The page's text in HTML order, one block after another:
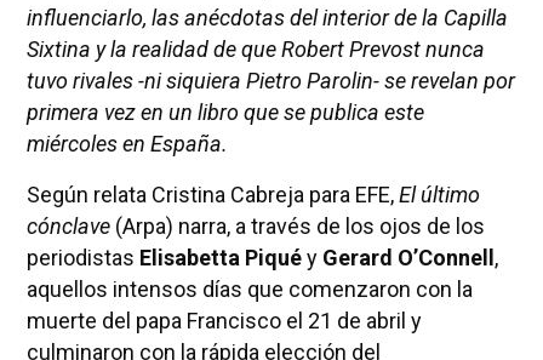
influenciarlo, las anécdotas del interior de la Capilla
Sixtina y la realidad de que Robert Prevost nunca
tuvo rivales -ni siquiera Pietro Parolin- se revelan por
primera vez en un libro que se publica este
miércoles en España.
Según relata Cristina Cabreja para EFE,El último
cónclave(Arpa) narra, a través de los ojos de los
periodistas Elisabetta Piquéy Gerard O’Connell,
aquellos intensos días que comenzaron con la
muerte del papa Francisco el 21 de abril y
culminaron con la rápida elección del